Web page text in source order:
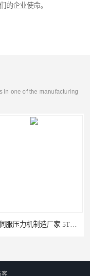
的企业使命。
in one of the manufacturing
客